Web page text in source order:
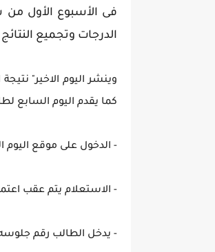
فى الأسبوع الأول
الدرجات وتجميع
كما يقدم اليوم السابع
- الدخول على موقع
- الاستعلام يتم عقب
- يدخل الطالب رقم